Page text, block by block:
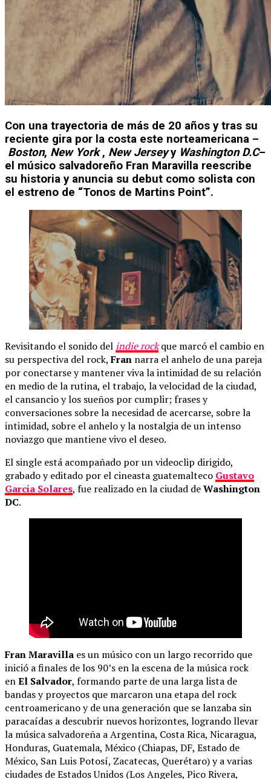
Con una trayectoria de más de 20 años y tras su
reciente gira por la costa este norteamericana –
Boston, New York, New Jerseyy Washington D.C–
el músico salvadoreño Fran Maravilla reescribe
su historia y anuncia su debut como solista con
el estreno de “Tonos de Martins Point”.
Revisitando el sonido delindie rockque marcó el cambio en
su perspectiva del rock,Fran narra el anhelo de una pareja
por conectarse y mantener viva la intimidad de su relación
en medio de la rutina, el trabajo, la velocidad de la ciudad,
el cansancio y los sueños por cumplir; frases y
conversaciones sobre la necesidad de acercarse, sobre la
intimidad, sobre el anhelo y la nostalgia de un intenso
noviazgo que mantiene vivo el deseo.
El single está acompañado por un videoclip dirigido,
grabado y editado por el cineasta guatemalteco Gustavo
Garcia Solares, fue realizado en la ciudad deWashington
DC.
Fran Maravilla es un músico con un largo recorrido que
inició a finales de los 90’s en la escena de la música rock
enEl Salvador, formando parte de una larga lista de
bandas y proyectos que marcaron una etapa del rock
centroamericano y de una generación que se lanzaba sin
paracaídas a descubrir nuevos horizontes, logrando llevar
la música salvadoreña a Argentina, Costa Rica, Nicaragua,
Honduras, Guatemala, México (Chiapas, DF, Estado de
México, San Luis Potosí, Zacatecas, Querétaro) y a varias
ciudades de Estados Unidos (Los Angeles, Pico Rivera,